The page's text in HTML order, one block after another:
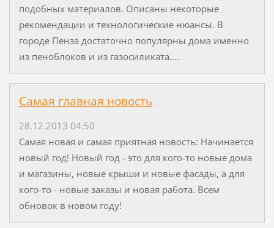
подобных материалов. Описаны некоторые
рекомендации и технологические нюансы. В
городе Пенза достаточно популярны дома именно
из пеноблоков и из газосиликата....
Самая главная новость
28.12.2013 04:50
Самая новая и самая приятная новость: Начинается
новый год! Новый год - это для кого-то новые дома
и магазины, новые крыши и новые фасады, а для
кого-то - новые заказы и новая работа. Всем
обновок в новом году!